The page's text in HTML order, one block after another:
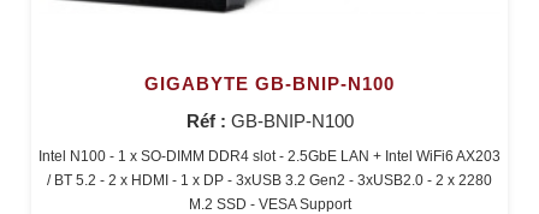
GIGABYTE GB-BNIP-N100
Réf : GB-BNIP-N100
Intel N100 - 1 x SO-DIMM DDR4 slot - 2.5GbE LAN + Intel WiFi6 AX203
/ BT 5.2 - 2 x HDMI - 1 x DP - 3xUSB 3.2 Gen2 - 3xUSB2.0 - 2 x 2280
M.2 SSD - VESA Support